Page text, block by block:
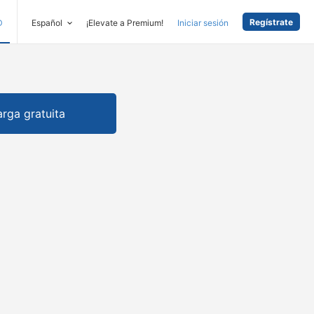
Español ¡Elevate a Premium! Iniciar sesión Regístrate
gratuita